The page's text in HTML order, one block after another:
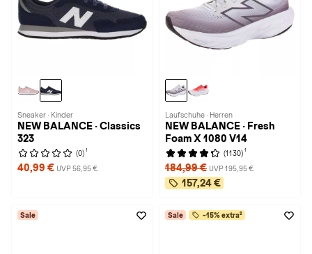
Sneaker · Kinder
NEW BALANCE · Classics
323
(0) 1
40,99 € UVP 56,95 €
Laufschuhe · Herren
NEW BALANCE · Fresh
Foam X 1080 V14
(1130) 1
184,99 € UVP 195,95 €
157,24 €
Sale Sale -15% extra²